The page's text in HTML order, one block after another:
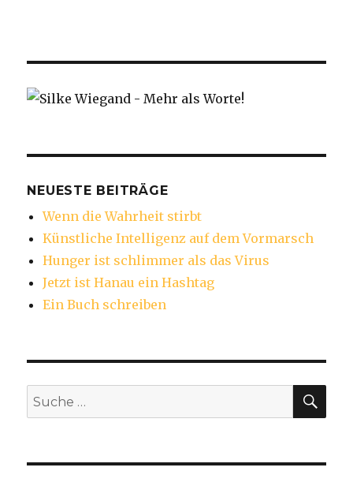
NEUESTE BEITRÄGE
Wenn die Wahrheit stirbt
Künstliche Intelligenz auf dem Vormarsch
Hunger ist schlimmer als das Virus
Jetzt ist Hanau ein Hashtag
Ein Buch schreiben
Suche
nach: